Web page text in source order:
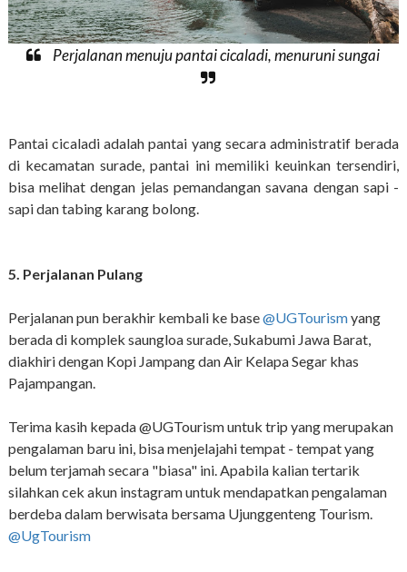
Perjalanan menuju pantai cicaladi, menuruni sungai
Pantai cicaladi adalah pantai yang secara administratif berada
di kecamatan surade, pantai ini memiliki keuinkan tersendiri,
bisa melihat dengan jelas pemandangan savana dengan sapi -
sapi dan tabing karang bolong.
5. Perjalanan Pulang
Perjalanan pun berakhir kembali ke base@UGTourismyang
berada di komplek saungloa surade, Sukabumi Jawa Barat,
diakhiri dengan Kopi Jampang dan Air Kelapa Segar khas
Pajampangan.
Terima kasih kepada @UGTourism untuk trip yang merupakan
pengalaman baru ini, bisa menjelajahi tempat - tempat yang
belum terjamah secara "biasa" ini. Apabila kalian tertarik
silahkan cek akun instagram untuk mendapatkan pengalaman
berdeba dalam berwisata bersama Ujunggenteng Tourism.
@UgTourism